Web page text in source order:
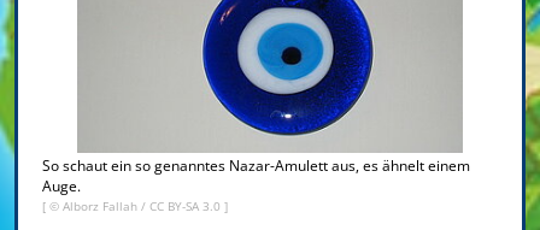
So schaut ein so genanntes Nazar-Amulett aus, es ähnelt einem
Auge.
[ © Alborz Fallah / CC BY-SA 3.0 ]